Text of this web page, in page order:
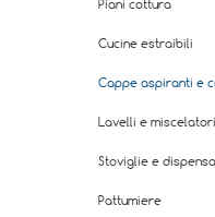
Piani cottura
Cucine estraibili
Cappe aspiranti e
Lavelli e miscelatori
Stoviglie e dispensa
Pattumiere